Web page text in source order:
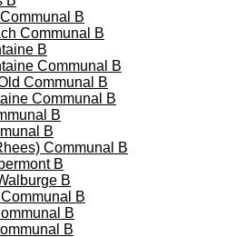
B
Communal B
B
Communal B
Communal B
Communal B
B
B
Communal B
B
B
B
B
B